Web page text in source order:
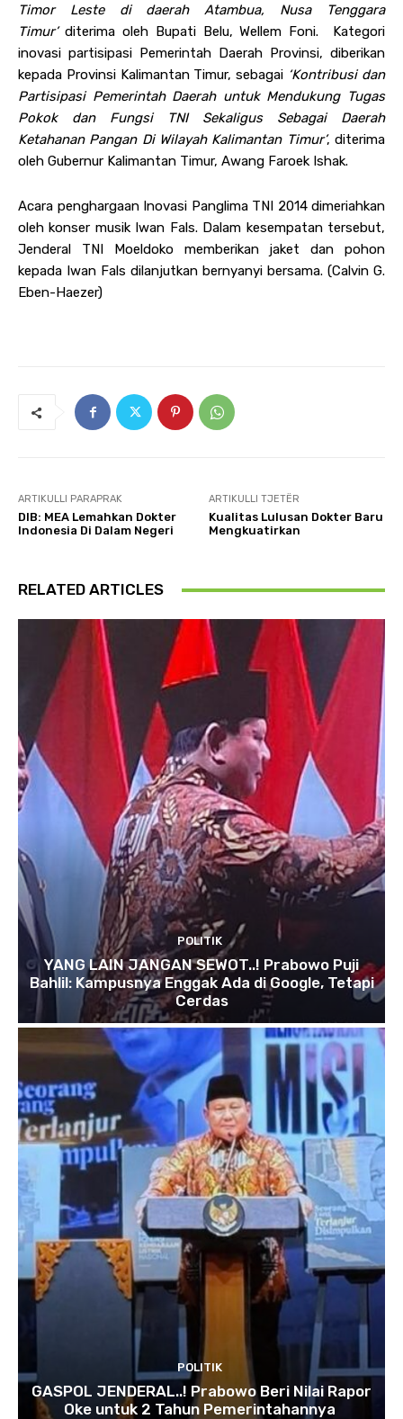
Timor Leste di daerah Atambua, Nusa Tenggara
Timur’diterima oleh Bupati Belu, Wellem Foni. Kategori
inovasi partisipasi Pemerintah Daerah Provinsi, diberikan
kepada Provinsi Kalimantan Timur, sebagai ‘Kontribusi dan
Partisipasi Pemerintah Daerah untuk Mendukung Tugas
Pokok dan Fungsi TNI Sekaligus Sebagai Daerah
Ketahanan Pangan Di Wilayah Kalimantan Timur’, diterima
oleh Gubernur Kalimantan Timur, Awang Faroek Ishak.
Acara penghargaan Inovasi Panglima TNI 2014 dimeriahkan
oleh konser musik Iwan Fals. Dalam kesempatan tersebut,
Jenderal TNI Moeldoko memberikan jaket dan pohon
kepada Iwan Fals dilanjutkan bernyanyi bersama. (Calvin G.
Eben-Haezer)
ARTIKULLI PARAPRAK
DIB: MEA Lemahkan Dokter
Indonesia Di Dalam Negeri
ARTIKULLI TJETËR
Kualitas Lulusan Dokter Baru
Mengkuatirkan
RELATED ARTICLES
POLITIK
YANG LAIN JANGAN SEWOT..! Prabowo Puji
Bahlil: Kampusnya Enggak Ada di Google, Tetapi
Cerdas
POLITIK
GASPOL JENDERAL..! Prabowo Beri Nilai Rapor
Oke untuk 2 Tahun Pemerintahannya